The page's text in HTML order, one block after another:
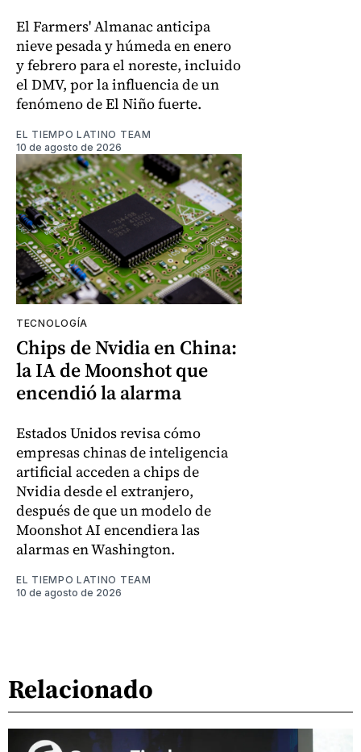
El Farmers' Almanac anticipa
nieve pesada y húmeda en enero
y febrero para el noreste, incluido
el DMV, por la influencia de un
fenómeno de El Niño fuerte.
EL TIEMPO LATINO TEAM
10 de agosto de 2026
TECNOLOGÍA
Chips de Nvidia en China:
la IA de Moonshot que
encendió la alarma
Estados Unidos revisa cómo
empresas chinas de inteligencia
artificial acceden a chips de
Nvidia desde el extranjero,
después de que un modelo de
Moonshot AI encendiera las
alarmas en Washington.
EL TIEMPO LATINO TEAM
10 de agosto de 2026
Relacionado